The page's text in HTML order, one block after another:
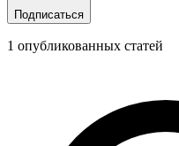
Подписаться
1 опубликованных статей